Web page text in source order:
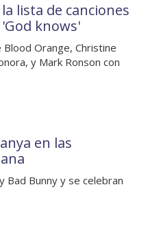
lista de canciones
knows'
Orange, Christine
y Mark Ronson con
en las
Bad Bunny y se celebran